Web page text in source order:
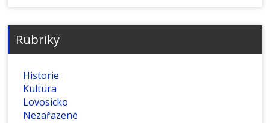
Rubriky
Historie
Kultura
Lovosicko
Nezařazené